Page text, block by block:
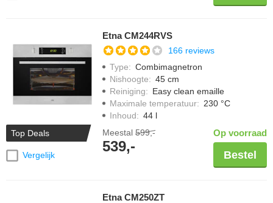
Top Deals
Vergelijk
Etna CM244RVS
166 reviews
Type: Combimagnetron
Nishoogte: 45 cm
Reiniging: Easy clean emaille
Maximale temperatuur: 230 °C
Inhoud: 44 l
Meestal 599,-
539,-
Op voorraad
Bestel
Etna CM250ZT